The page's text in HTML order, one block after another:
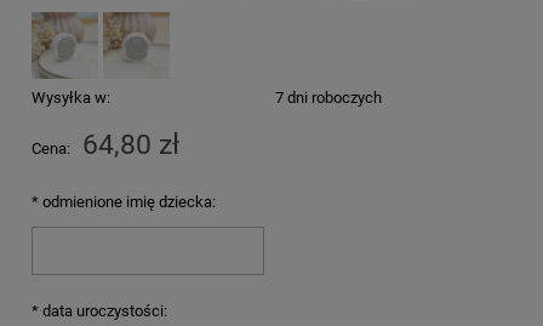
Wysyłka w: 7 dni roboczych
Cena: 64,80 zł
* odmienione imię dziecka:
* data uroczystości: